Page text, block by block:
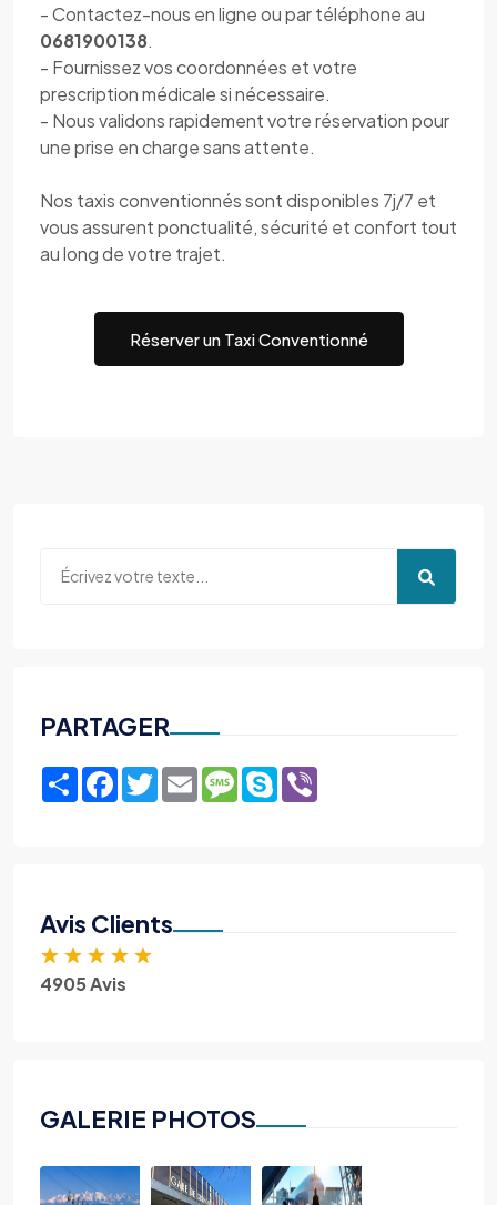
- Contactez-nous en ligne ou par téléphone au
0681900138.
- Fournissez vos coordonnées et votre
prescription médicale si nécessaire.
- Nous validons rapidement votre réservation pour
une prise en charge sans attente.
Nos taxis conventionnés sont disponibles 7j/7 et
vous assurent ponctualité, sécurité et confort tout
au long de votre trajet.
Réserver un Taxi Conventionné
PARTAGER
ShareFacebook
TwitterEmailMessage
Skype
Avis Clients
★ ★ ★ ★ ★
4905 Avis
GALERIE PHOTOS